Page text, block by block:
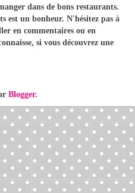
dans de bons restaurants.
est un bonheur. N'hésitez pas à
en commentaires ou en
si vous découvrez une
Blogger.